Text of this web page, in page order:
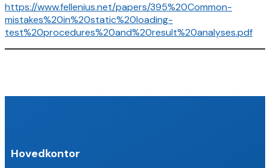
https://www.fellenius.net/papers/395%20Common-
mistakes%20in%20static%20loading-
test%20procedures%20and%20result%20analyses.pdf
Hovedkontor